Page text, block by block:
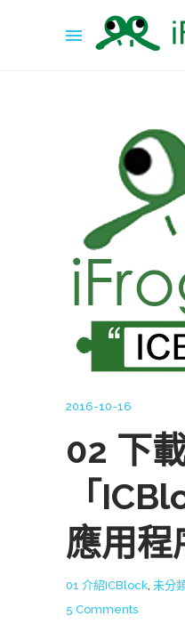
2016-10-16
02 下
「
應用程
01 介紹ICBlock, 未分
5 Comments